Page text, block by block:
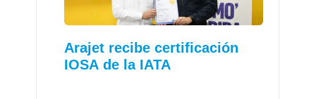
Arajet recibe certificación
IOSA de la IATA